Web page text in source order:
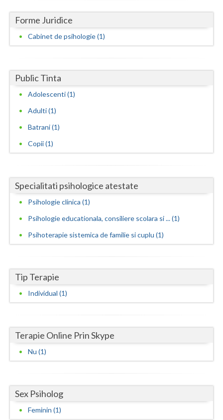
Iasi
Ilfov
Mehedinti
Mures
Salaj
Sibiu
Suceava
Timis
Tulcea
Vaslui
Vrancea
Forme Juridice
Cabinet de psihologie (1)
Public Tinta
Adolescenti (1)
Adulti (1)
Batrani (1)
Copii (1)
Specialitati psihologice atestate
Psihologie clinica (1)
Psihologie educationala, consiliere scolara si ... (1)
Psihoterapie sistemica de familie si cuplu (1)
Tip Terapie
Individual (1)
Terapie Online Prin Skype
Nu (1)
Sex Psiholog
Feminin (1)